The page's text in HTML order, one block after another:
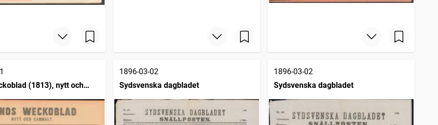
(1813), nytt och
1896-03-02
Sydsvenska dagbladet
1896-03-02
Sydsvenska dagbladet